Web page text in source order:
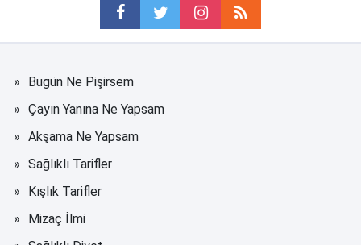
Bugün Ne Pişirsem
Çayın Yanına Ne Yapsam
Akşama Ne Yapsam
Sağlıklı Tarifler
Kışlık Tarifler
Mizaç İlmi